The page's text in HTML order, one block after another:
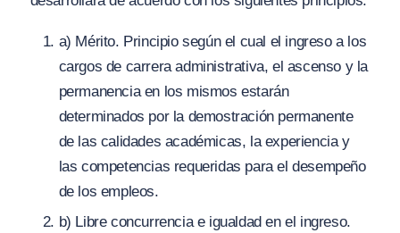
a) Mérito. Principio según el cual el ingreso a los
cargos de carrera administrativa, el ascenso y la
permanencia en los mismos estarán
determinados por la demostración permanente
de las calidades académicas, la experiencia y
las competencias requeridas para el desempeño
de los empleos.
b) Libre concurrencia e igualdad en el ingreso.